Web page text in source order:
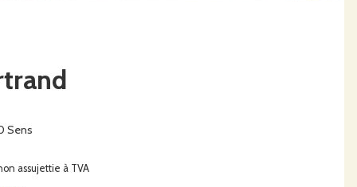
Sens
assujettie à TVA